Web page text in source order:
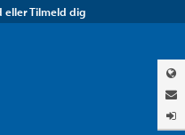
eller Tilmeld dig